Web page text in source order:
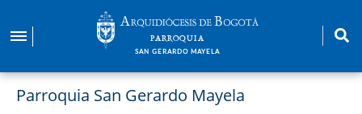
contenido
PARROQUIA
SAN GERARDO MAYELA
Parroquia San Gerardo Mayela